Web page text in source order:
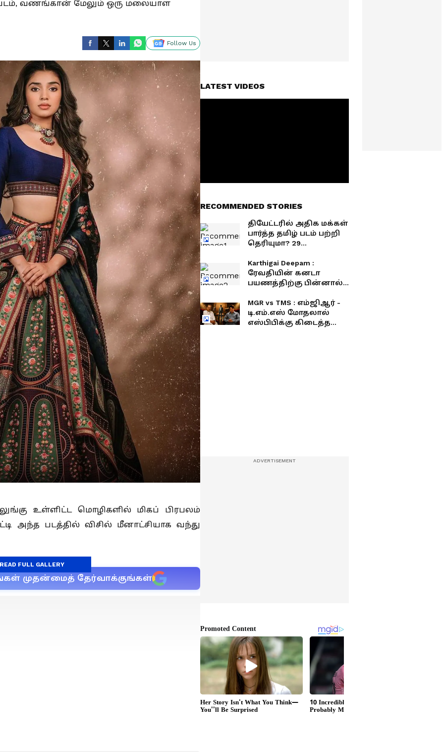
படம், வணங்கான் மேலும் ஒரு மலையாள
Follow Us
உள்ளிட்ட மொழிகளில் மிகப் பிரபலம்
அந்த படத்தில் விசில் மீனாட்சியாக வந்து
முதன்மைத் தேர்வாக்குங்கள்
FULL GALLERY
LATEST VIDEOS
RECOMMENDED STORIES
தியேட்டரில் அதிக மக்கள்
பார்த்த தமிழ் படம் பற்றி
தெரியுமா? 29
முறியடிக்கப்படாத
சாதனை
Karthigai Deepam :
ரேவதியின் கனடா
பயணத்திற்கு பின்னால்
ஓடும் கார்த்திக்!
MGR vs TMS : எம்ஜிஆர் -
டி.எம்.எஸ் மோதலால்
எஸ்பிபிக்கு கிடைத்த